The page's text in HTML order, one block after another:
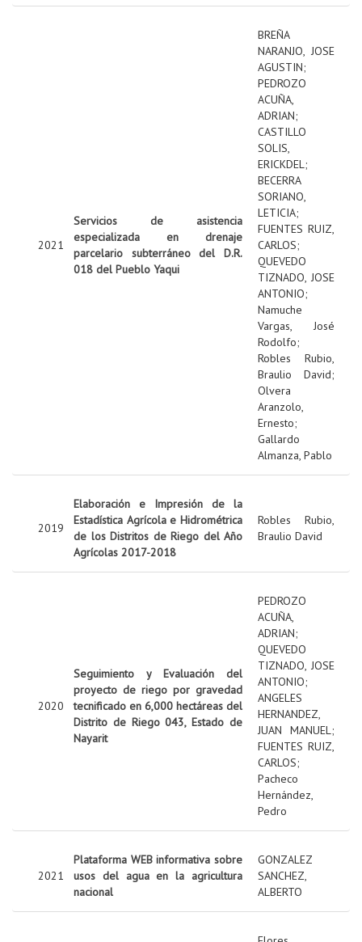
2021
Servicios de asistencia
especializada en drenaje
parcelario subterráneo del D.R.
018 del Pueblo Yaqui
BREÑA
NARANJO, JOSE
AGUSTIN;
PEDROZO
ACUÑA,
ADRIAN;
CASTILLO
SOLIS,
ERICKDEL;
BECERRA
SORIANO,
LETICIA;
FUENTES RUIZ,
CARLOS;
QUEVEDO
TIZNADO, JOSE
ANTONIO;
Namuche
Vargas, José
Rodolfo;
Robles Rubio,
Braulio David;
Olvera
Aranzolo,
Ernesto;
Gallardo
Almanza, Pablo
2019
Elaboración e Impresión de la
Estadística Agrícola e Hidrométrica
de los Distritos de Riego del Año
Agrícolas 2017-2018
Robles Rubio,
Braulio David
2020
Seguimiento y Evaluación del
proyecto de riego por gravedad
tecnificado en 6,000 hectáreas del
Distrito de Riego 043, Estado de
Nayarit
PEDROZO
ACUÑA,
ADRIAN;
QUEVEDO
TIZNADO, JOSE
ANTONIO;
ANGELES
HERNANDEZ,
JUAN MANUEL;
FUENTES RUIZ,
CARLOS;
Pacheco
Hernández,
Pedro
2021
Plataforma WEB informativa sobre
usos del agua en la agricultura
nacional
GONZALEZ
SANCHEZ,
ALBERTO